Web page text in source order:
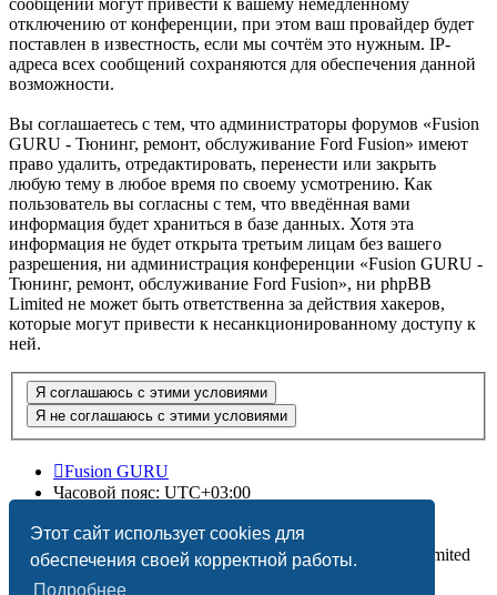
Этот сайт использует cookies для
обеспечения своей корректной работы.
Подробнее
сообщений могут привести к вашему немедленному
отключению от конференции, при этом ваш провайдер будет
поставлен в известность, если мы сочтём это нужным. IP-
адреса всех сообщений сохраняются для обеспечения данной
возможности.
Вы соглашаетесь с тем, что администраторы форумов «Fusion
GURU - Тюнинг, ремонт, обслуживание Ford Fusion» имеют
право удалить, отредактировать, перенести или закрыть
любую тему в любое время по своему усмотрению. Как
пользователь вы согласны с тем, что введённая вами
информация будет храниться в базе данных. Хотя эта
информация не будет открыта третьим лицам без вашего
разрешения, ни администрация конференции «Fusion GURU -
Тюнинг, ремонт, обслуживание Ford Fusion», ни phpBB
Limited не может быть ответственна за действия хакеров,
которые могут привести к несанкционированному доступу к
ней.
Fusion GURU
Часовой пояс: UTC+03:00
Создано на основеphpBB® Forum Software © phpBB Limited